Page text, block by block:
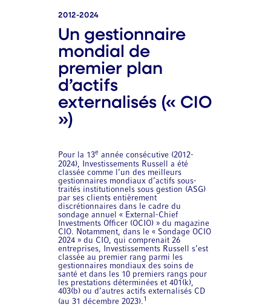
2012-2024
Un gestionnaire
mondial de
premier plan
d’actifs
externalisés (« CIO
»)
Pour la 13e année consécutive (2012-
2024), Investissements Russell a été
classée comme l’un des meilleurs
gestionnaires mondiaux d’actifs sous-
traités institutionnels sous gestion (ASG)
par ses clients entièrement
discrétionnaires dans le cadre du
sondage annuel « External-Chief
Investments Officer (OCIO) » du magazine
CIO. Notamment, dans le « Sondage OCIO
2024 » du CIO, qui comprenait 26
entreprises, Investissements Russell s’est
classée au premier rang parmi les
gestionnaires mondiaux des soins de
santé et dans les 10 premiers rangs pour
les prestations déterminées et 401(k),
403(b) ou d’autres actifs externalisés CD
(au 31 décembre 2023). 1